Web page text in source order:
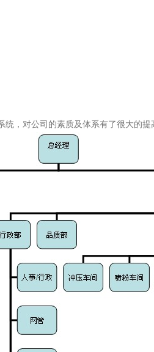
对公司的素质及体系有了很大的提